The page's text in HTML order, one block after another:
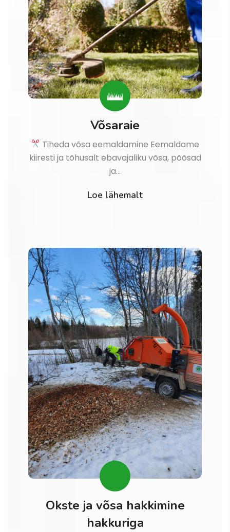
Võsaraie
Tiheda võsa eemaldamine Eemaldame
kiiresti ja tõhusalt ebavajaliku võsa, põõsad
ja…
Loe lähemalt
Okste ja võsa hakkimine
hakkuriga